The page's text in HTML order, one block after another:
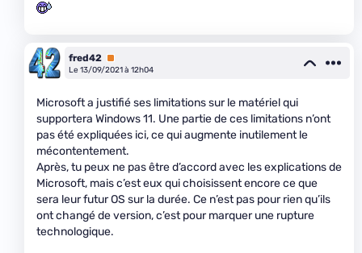
fred42 Premium
Le 13/09/2021 à 12h04
Microsoft a justifié ses limitations sur le matériel qui
supportera Windows 11. Une partie de ces limitations n’ont
pas été expliquées ici, ce qui augmente inutilement le
mécontentement.
Après, tu peux ne pas être d’accord avec les explications de
Microsoft, mais c’est eux qui choisissent encore ce que
sera leur futur OS sur la durée. Ce n’est pas pour rien qu’ils
ont changé de version, c’est pour marquer une rupture
technologique.